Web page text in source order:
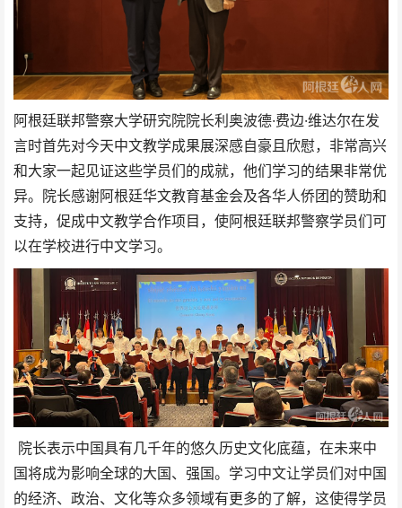
阿根廷联邦警察大学研究院院长利奥波德·费边·维达尔在发
言时首先对今天中文教学成果展深感自豪且欣慰，非常高兴
和大家一起见证这些学员们的成就，他们学习的结果非常优
异。院长感谢阿根廷华文教育基金会及各华人侨团的赞助和
支持，促成中文教学合作项目，使阿根廷联邦警察学员们可
以在学校进行中文学习。
院长表示中国具有几千年的悠久历史文化底蕴，在未来中
国将成为影响全球的大国、强国。学习中文让学员们对中国
的经济、政治、文化等众多领域有更多的了解，这使得学员